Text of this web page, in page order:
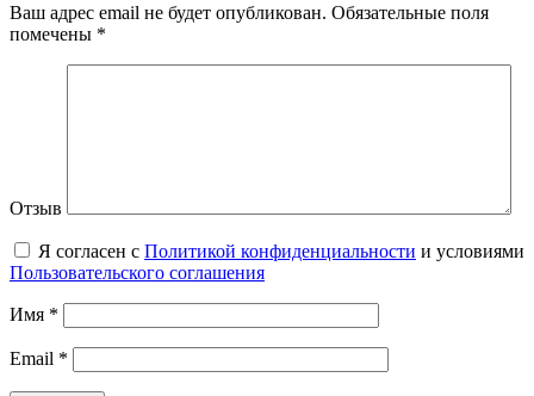
Ваш адрес email не будет опубликован. Обязательные поля
помечены *
Отзыв
Я согласен с Политикой конфиденциальности и условиями
Пользовательского соглашения
Имя *
Email *